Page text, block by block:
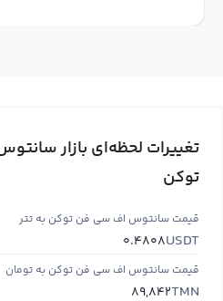
تغییرات لحظه‌ای بازار
توکن
قیمت سانتوس اف سی فن توکن به تتر
USDT
0.4808
قیمت سانتوس اف سی فن توکن به تومان
TMN
89,842